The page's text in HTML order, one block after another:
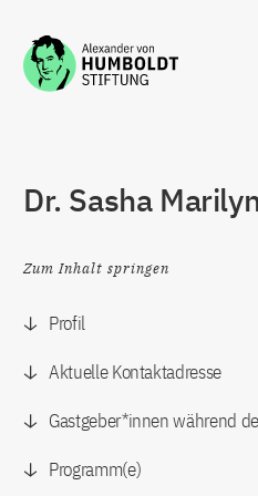
Zum Inhalt springen
Dr. Sasha
Zum Inhalt springen
Profil
Aktuelle Kontaktadresse
Gastgeber*innen während
Programm(e)